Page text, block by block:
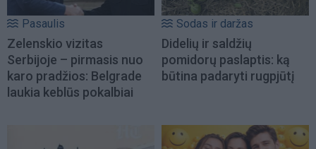
Pasaulis
Zelenskio vizitas
Serbijoje – pirmasis nuo
karo pradžios: Belgrade
laukia keblūs pokalbiai
Sodas ir daržas
Didelių ir saldžių
pomidorų paslaptis: ką
būtina padaryti rugpjūtį